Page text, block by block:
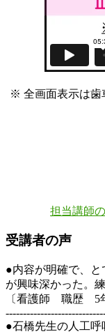
※ 全画面表示は歯
担当講師
受講者の声
●内容が明確で、
が興味深かった。
〔看護師 職歴 5
●石橋先生の人工